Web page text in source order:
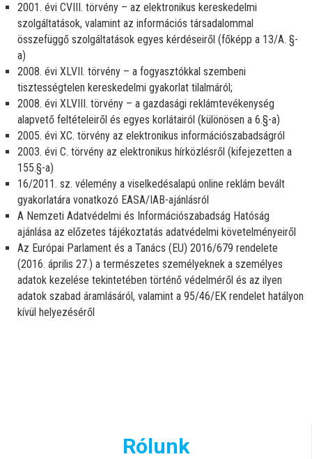
2001. évi CVIII. törvény – az elektronikus kereskedelmi
szolgáltatások, valamint az információs társadalommal
összefüggő szolgáltatások egyes kérdéseiről (főképp a 13/A. §-
a)
2008. évi XLVII. törvény – a fogyasztókkal szembeni
tisztességtelen kereskedelmi gyakorlat tilalmáról;
2008. évi XLVIII. törvény – a gazdasági reklámtevékenység
alapvető feltételeiről és egyes korlátairól (különösen a 6.§-a)
2005. évi XC. törvény az elektronikus információszabadságról
2003. évi C. törvény az elektronikus hírközlésről (kifejezetten a
155.§-a)
16/2011. sz. vélemény a viselkedésalapú online reklám bevált
gyakorlatára vonatkozó EASA/IAB-ajánlásról
A Nemzeti Adatvédelmi és Információszabadság Hatóság
ajánlása az előzetes tájékoztatás adatvédelmi követelményeiről
Az Európai Parlament és a Tanács (EU) 2016/679 rendelete
(2016. április 27.) a természetes személyeknek a személyes
adatok kezelése tekintetében történő védelméről és az ilyen
adatok szabad áramlásáról, valamint a 95/46/EK rendelet hatályon
kívül helyezéséről
Rólunk